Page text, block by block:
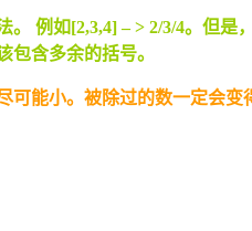
例如[2,3,4] – > 2/3/4。但
包含多余的括号。
能小。被除过的数一定会